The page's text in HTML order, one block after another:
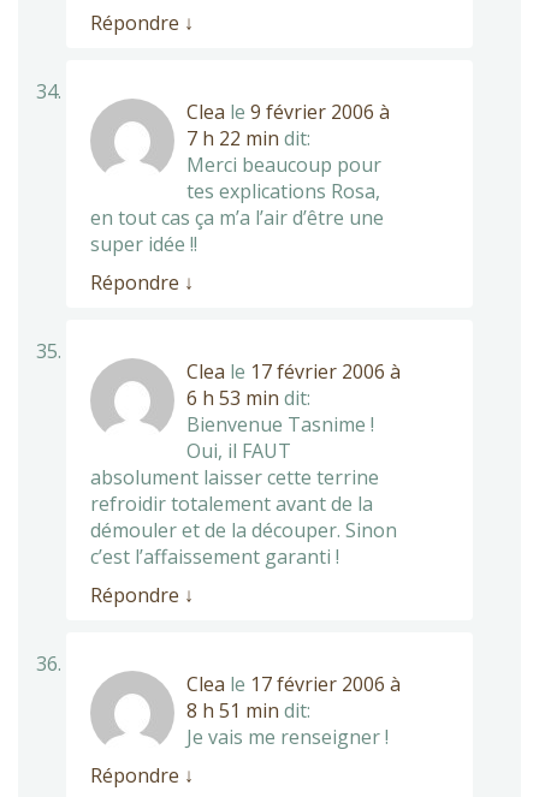
Répondre ↓
Clea le 9 février 2006 à
7 h 22 min dit:
Merci beaucoup pour
tes explications Rosa,
en tout cas ça m’a l’air d’être une
super idée !!
Répondre ↓
Clea le 17 février 2006 à
6 h 53 min dit:
Bienvenue Tasnime !
Oui, il FAUT
absolument laisser cette terrine
refroidir totalement avant de la
démouler et de la découper. Sinon
c’est l’affaissement garanti !
Répondre ↓
Clea le 17 février 2006 à
8 h 51 min dit:
Je vais me renseigner !
Répondre ↓